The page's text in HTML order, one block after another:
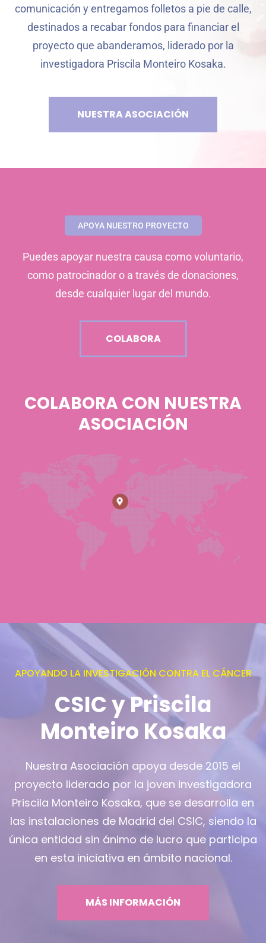
comunicación y entregamos folletos a pie de calle,
destinados a recabar fondos para financiar el
proyecto que abanderamos, liderado por la
investigadora Priscila Monteiro Kosaka.
NUESTRA ASOCIACIÓN
APOYA NUESTRO PROYECTO
Puedes apoyar nuestra causa como voluntario,
como patrocinador o a través de donaciones,
desde cualquier lugar del mundo.
COLABORA
COLABORA CON NUESTRA
ASOCIACIÓN
APOYANDO LA INVESTIGACIÓN CONTRA EL CÁNCER
CSIC y Priscila
Monteiro Kosaka
Nuestra Asociación apoya desde 2015 el
proyecto liderado por la joven investigadora
Priscila Monteiro Kosaka, que se desarrolla en
las instalaciones de Madrid del CSIC, siendo la
única entidad sin ánimo de lucro que participa
en esta iniciativa en ámbito nacional.
MÁS INFORMACIÓN